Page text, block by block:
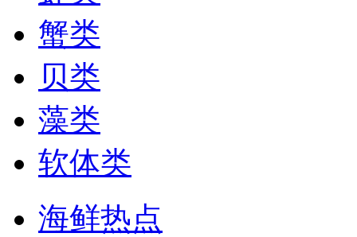
蟹类
贝类
藻类
软体类
海鲜热点